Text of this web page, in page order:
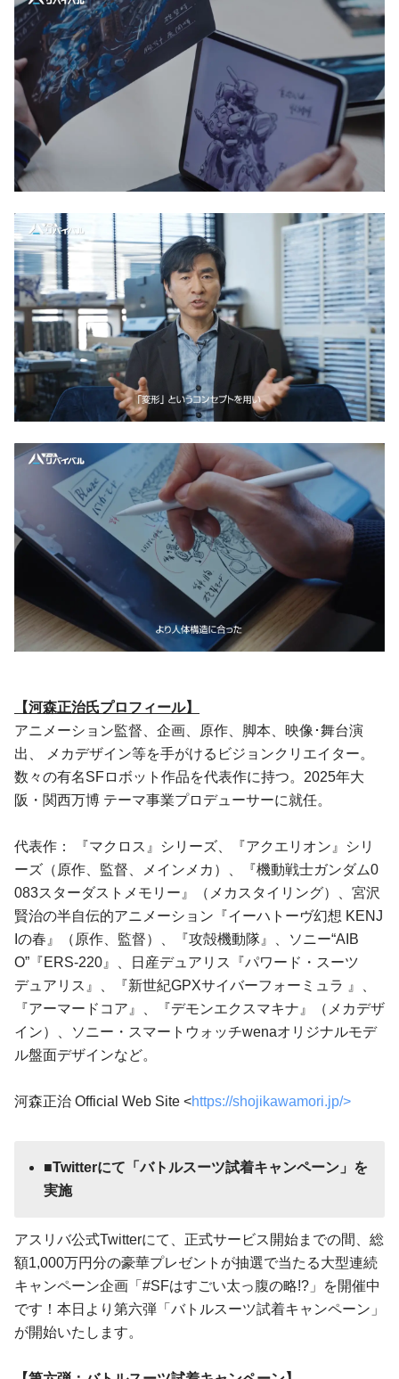
【河森正治氏プロフィール】
アニメーション監督、企画、原作、脚本、映像･舞台演
出、 メカデザイン等を手がけるビジョンクリエイター。
数々の有名SFロボット作品を代表作に持つ。2025年大
阪・関西万博 テーマ事業プロデューサーに就任。
代表作： 『マクロス』シリーズ、『アクエリオン』シリ
ーズ（原作、監督、メインメカ）、『機動戦士ガンダム0
083スターダストメモリー』（メカスタイリング）、宮沢
賢治の半自伝的アニメーション『イーハトーヴ幻想 KENJ
Iの春』（原作、監督）、『攻殻機動隊』、ソニー“AIB
O”『ERS-220』、日産デュアリス『パワード・スーツ
デュアリス』、『新世紀GPXサイバーフォーミュラ 』、
『アーマードコア』、『デモンエクスマキナ』（メカデザ
イン）、ソニー・スマートウォッチwenaオリジナルモデ
ル盤面デザインなど。
河森正治 Official Web Site <https://shojikawamori.jp/>
■Twitterにて「バトルスーツ試着キャンペーン」を
実施
アスリバ公式Twitterにて、正式サービス開始までの間、総
額1,000万円分の豪華プレゼントが抽選で当たる大型連続
キャンペーン企画「#SFはすごい太っ腹の略!?」を開催中
です！本日より第六弾「バトルスーツ試着キャンペーン」
が開始いたします。